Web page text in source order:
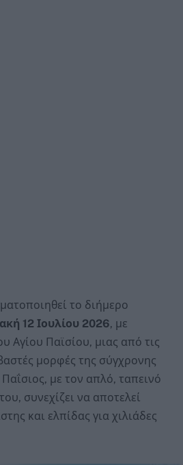
το διήμερο
12 Ιουλίου 2026, με
Αγίου Παϊσίου, μιας από τις
μορφές της σύγχρονης
με τον απλό, ταπεινό
συνεχίζει να αποτελεί
και ελπίδας για χιλιάδες